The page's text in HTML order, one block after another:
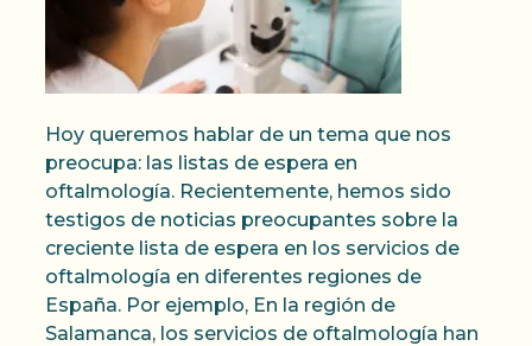
Hoy queremos hablar de un tema que nos
preocupa: las listas de espera en
oftalmología. Recientemente, hemos sido
testigos de noticias preocupantes sobre la
creciente lista de espera en los servicios de
oftalmología en diferentes regiones de
España. Por ejemplo, En la región de
Salamanca, los servicios de oftalmología han